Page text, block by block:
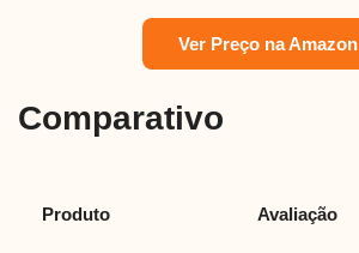
Ver Preço na Amazon
Comparativo
Produto Avaliação